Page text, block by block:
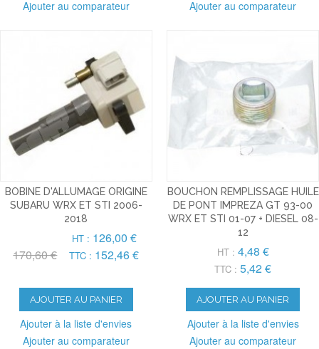
Ajouter au comparateur
Ajouter au comparateur
BOBINE D'ALLUMAGE ORIGINE
SUBARU WRX ET STI 2006-
2018
170,60 €
HT : 126,00 €
TTC : 152,46 €
AJOUTER AU PANIER
Ajouter à la liste d'envies
Ajouter au comparateur
BOUCHON REMPLISSAGE HUILE
DE PONT IMPREZA GT 93-00
WRX ET STI 01-07 + DIESEL 08-
12
HT : 4,48 €
TTC : 5,42 €
AJOUTER AU PANIER
Ajouter à la liste d'envies
Ajouter au comparateur